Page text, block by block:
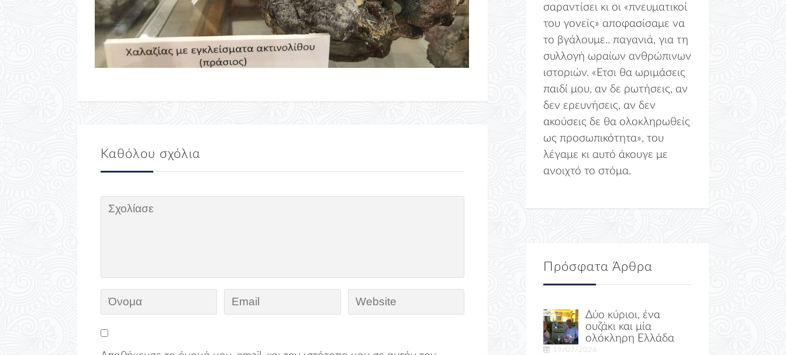
Καθόλου σχόλια
σαραντίσει κι οι «πνευματικοί
του γονείς» αποφασίσαμε να
το βγάλουμε.. παγανιά, για τη
συλλογή ωραίων ανθρώπινων
ιστοριών. «Ετσι θα ωριμάσεις
παιδί μου, αν δε ρωτήσεις, αν
δεν ερευνήσεις, αν δεν
ακούσεις δε θα ολοκληρωθείς
ως προσωπικότητα», του
λέγαμε κι αυτό άκουγε με
ανοιχτό το στόμα.
Πρόσφατα Άρθρα
Δύο κύριοι, ένα
ουζάκι και μία
ολόκληρη Ελλάδα
19/07/2026